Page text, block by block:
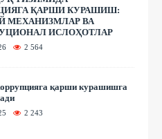
ҚАРШИ КУРАШИШ:
МЕХАНИЗМЛАР ВА
ИСЛОҲОТЛАР
2 564
қарши курашишга
2 243